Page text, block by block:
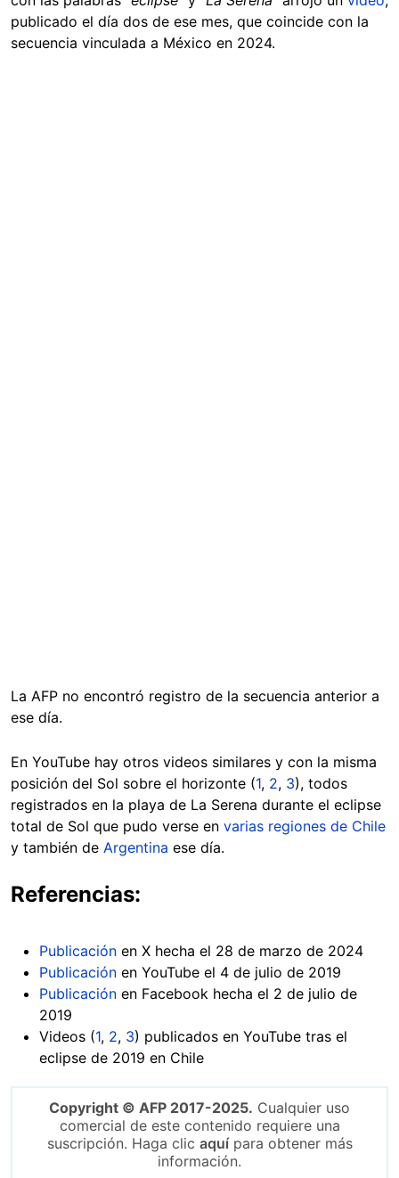
publicado el día dos de ese mes, que coincide con la
secuencia vinculada a México en 2024.
La AFP no encontró registro de la secuencia anterior a
ese día.
En YouTube hay otros videos similares y con la misma
posición del Sol sobre el horizonte (1, 2, 3), todos
registrados en la playa de La Serena durante el eclipse
total de Sol que pudo verse en varias regiones de Chile
y también de Argentina ese día.
Referencias:
Publicación en X hecha el 28 de marzo de 2024
Publicación en YouTube el 4 de julio de 2019
Publicación en Facebook hecha el 2 de julio de
2019
Videos (1, 2, 3) publicados en YouTube tras el
eclipse de 2019 en Chile
Copyright © AFP 2017-2025. Cualquier uso
comercial de este contenido requiere una
suscripción. Haga clic aquípara obtener más
información.